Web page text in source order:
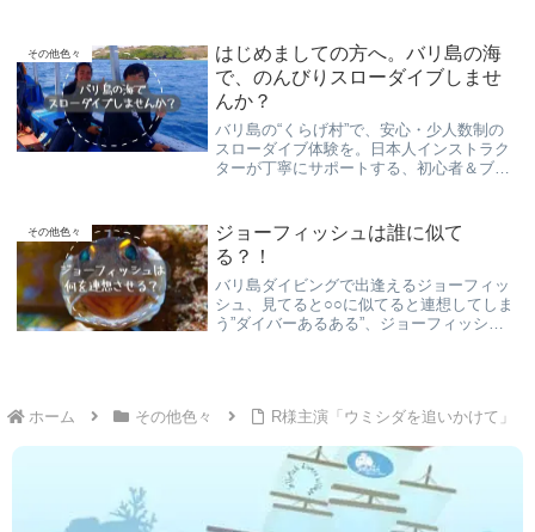
その他色々
はじめましての方へ。バリ島の海
で、のんびりスローダイブしませ
んか？
バリ島の“くらげ村”で、安心・少人数制の
スローダイブ体験を。日本人インストラク
ターが丁寧にサポートする、初心者＆ブラ
その他色々
ジョーフィッシュは誰に似て
る？！
バリ島ダイビングで出逢えるジョーフィッ
シュ、見てると○○に似てると連想してしま
う”ダイバーあるある”、ジョーフィッシュ
ホーム その他色々 R様主演「ウミシダを追いかけて」